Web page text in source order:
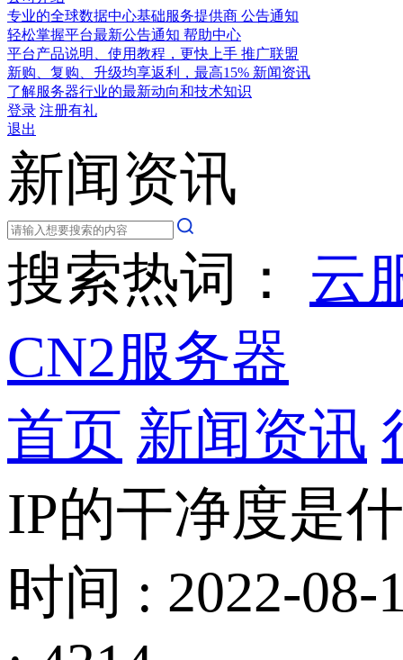
专业的全球数据中心基础服务提供商 公告通知
轻松掌握平台最新公告通知 帮助中心
平台产品说明、使用教程，更快上手 推广联盟
新购、复购、升级均享返利，最高15% 新闻资讯
了解服务器行业的最新动向和技术知识
登录 注册有礼
退出
新闻资讯
搜索热词： 云
CN2服务器
首页 新闻资讯
IP的干净度是
时间 : 2022-08-